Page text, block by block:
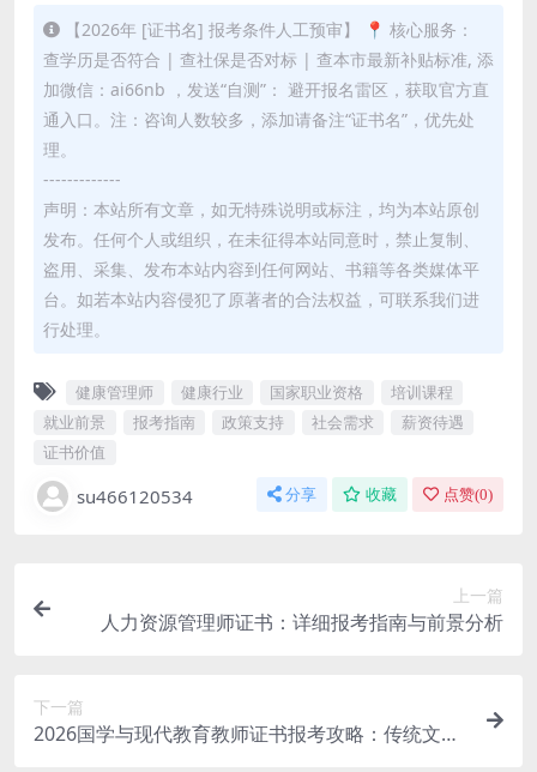
【2026年 [证书名] 报考条件人工预审】 📍 核心服务：
查学历是否符合 | 查社保是否对标 | 查本市最新补贴标准, 添
加微信：ai66nb ，发送“自测”： 避开报名雷区，获取官方直
通入口。注：咨询人数较多，添加请备注“证书名”，优先处
理。
-------------
声明：本站所有文章，如无特殊说明或标注，均为本站原创
发布。任何个人或组织，在未征得本站同意时，禁止复制、
盗用、采集、发布本站内容到任何网站、书籍等各类媒体平
台。如若本站内容侵犯了原著者的合法权益，可联系我们进
行处理。
健康管理师 健康行业 国家职业资格
培训课程
就业前景
报考指南 政策支持 社会需求
薪资待遇
证书价值
su466120534 分享 收藏 点赞(0)
上一篇
人力资源管理师证书：详细报考指南与前景分析
下一篇
2026国学与现代教育教师证书报考攻略：传统文化